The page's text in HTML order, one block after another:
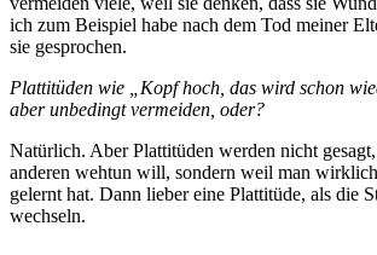
ich zum Beispiel habe nach dem Tod meiner
sie gesprochen.
Plattitüden wie „Kopf hoch, das wird schon
aber unbedingt vermeiden, oder?
Natürlich. Aber Plattitüden werden nicht
anderen wehtun will, sondern weil man
gelernt hat. Dann lieber eine Plattitüde, als die
wechseln.